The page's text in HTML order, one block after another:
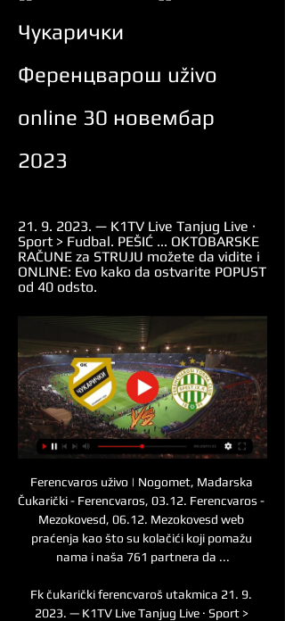
Чукарички
Ференцварош uživo
online 30 новембар
2023
21. 9. 2023. — K1TV Live Tanjug Live ·
Sport > Fudbal. PEŠIĆ ... OKTOBARSKE
RAČUNE za STRUJU možete da vidite i
ONLINE: Evo kako da ostvarite POPUST
od 40 odsto.
Ferencvaros uživo | Nogomet, Mađarska
Čukarički - Ferencvaros, 03.12. Ferencvaros -
Mezokovesd, 06.12. Mezokovesd web
praćenja kao što su kolačići koji pomažu
nama i naša 761 partnera da ...
Fk čukarički ferencvaroš utakmica 21. 9.
2023. — K1TV Live Tanjug Live · Sport >